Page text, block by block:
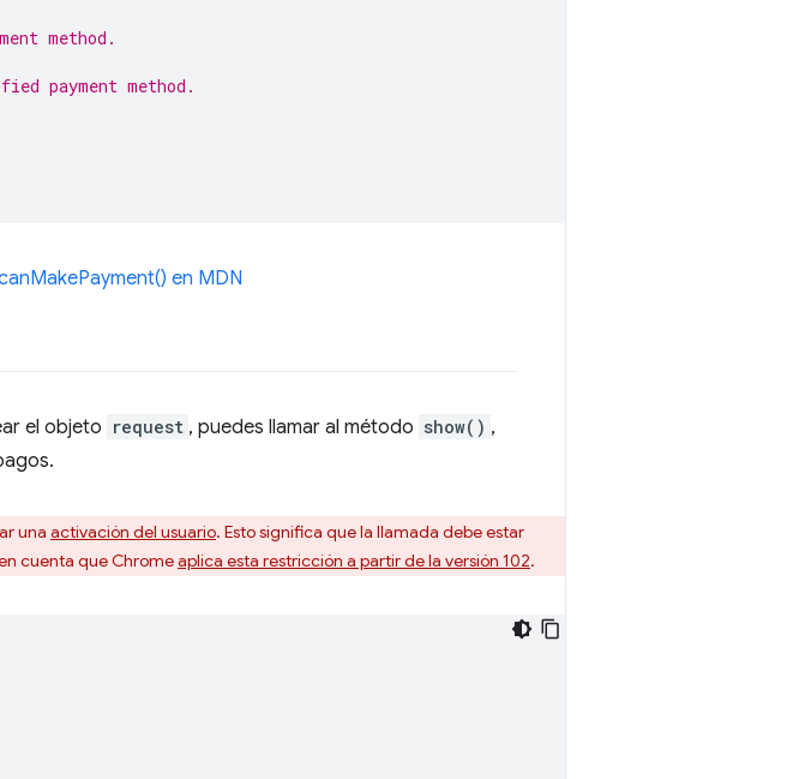
method.
payment method.
en MDN
el objeto request , puedes llamar al método show() ,
una activación del usuario. Esto significa que la llamada debe estar
cuenta que Chromeaplica esta restricción a partir de la versión 102.